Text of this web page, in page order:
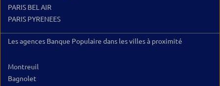
PARIS BEL AIR
PARIS PYRENEES
Les agences Banque Populaire dans les villes à proximité
Montreuil
Bagnolet